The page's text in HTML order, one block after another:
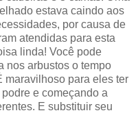
estava caindo aos
por causa de
atendidas para esta
linda! Você pode
nos arbustos o tempo
maravilhoso para eles ter
e começando a
E substituir seu